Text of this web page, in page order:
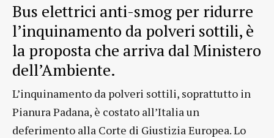
Bus elettrici anti-smog per ridurre
l’inquinamento da polveri sottili, è
la proposta che arriva dal Ministero
dell’Ambiente.
L’inquinamento da polveri sottili, soprattutto in
Pianura Padana, è costato all’Italia un
deferimento alla Corte di Giustizia Europea. Lo